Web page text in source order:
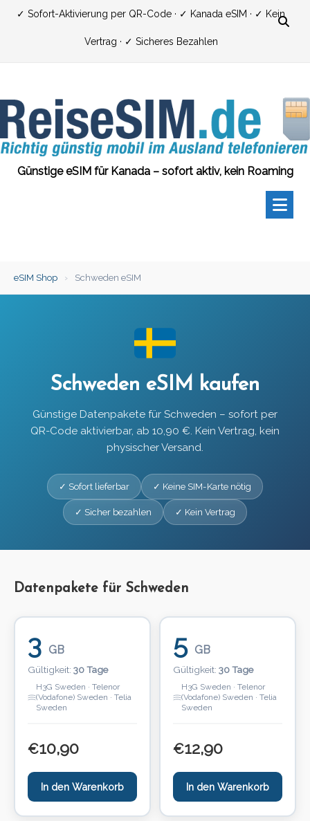
Zum✓ Sofort-Aktivierung per QR-Code · ✓ Kanada eSIM · ✓ Kein
Vertrag · ✓ Sicheres Bezahlen
Günstige eSIM für Kanada – sofort aktiv, kein Roaming
eSIM Shop › Schweden eSIM
Schweden eSIM kaufen
Günstige Datenpakete für Schweden – sofort per
QR-Code aktivierbar, ab 10,90 €. Kein Vertrag, kein
physischer Versand.
✓ Sofort lieferbar ✓ Keine SIM-Karte nötig
✓ Sicher bezahlen ✓ Kein Vertrag
Datenpakete für Schweden
3 GB
Gültigkeit: 30 Tage
H3G Sweden · Telenor
(Vodafone) Sweden · Telia
Sweden
€10,90
In den Warenkorb
5 GB
Gültigkeit: 30 Tage
H3G Sweden · Telenor
(Vodafone) Sweden · Telia
Sweden
€12,90
In den Warenkorb